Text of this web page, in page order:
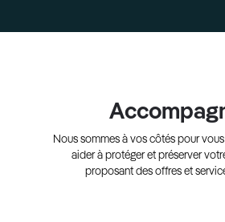
Nous sommes à vos côtés pour
aider à protéger et préserver
proposant des offres et